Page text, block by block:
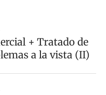
+ Tratado de
a la vista (II)